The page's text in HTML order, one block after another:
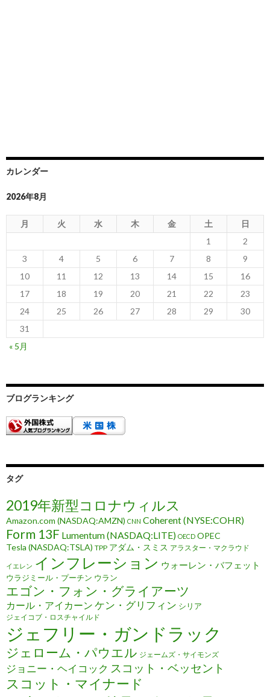
カレンダー
2026年8月
月 火 水 木 金 土
日
1
2
3
4 5 6 7 8
9
10
11 12 13 14 15
16
17
18 19 20 21 22
23
24
25 26 27 28 29
30
31
« 5月
ブログランキング
タグ
2019年新型コロナウィルス
Amazon.com (NASDAQ:AMZN) CNN Coherent (NYSE:COHR)
Form 13F Lumentum (NASDAQ:LITE) OECD OPEC
Tesla (NASDAQ:TSLA) TPP アダム・スミス アラスター・マクラウド
イエレン インフレーション ウォーレン・バフェット
ウラジミール・プーチン ウラン
エゴン・フォン・グライアーツ
カール・アイカーン ケン・グリフィン シリア
ジェイコブ・ロスチャイルド
ジェフリー・ガンドラック
ジェローム・パウエル ジェームズ・サイモンズ
ジョニー・ヘイコック スコット・ベッセント
スコット・マイナード